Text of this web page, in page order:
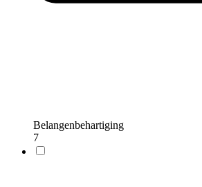
Belangenbehartiging
7